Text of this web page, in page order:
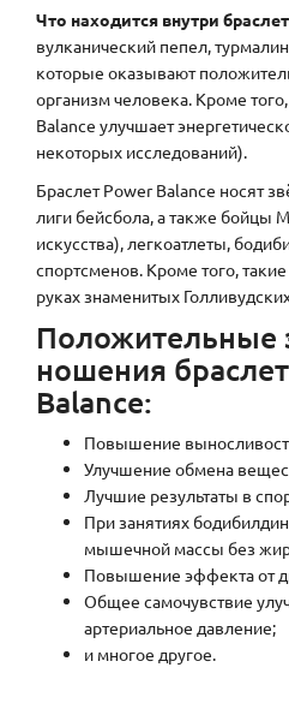
Что находится внутри
вулканический пепел,
которые оказывают
организм человека. Кроме
Balance улучшает
некоторых исследований).
БраслетPower Balance носят
лиги бейсбола, а также бойцы
искусства), легкоатлеты,
спортсменов. Кроме того,
руках знаменитых
Положительные
ношения
Balance:
Повышение
Улучшение обмена
Лучшие результаты в
При занятиях
мышечной массы без
Повышение эффекта от
Общее самочувствие
артериальное давление;
и многое другое.